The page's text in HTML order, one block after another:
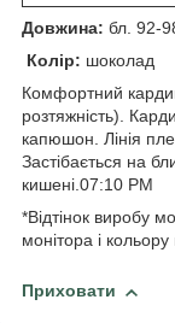
Довжина: бл. 92-
Колір: шоколад
Комфортний
розтяжність).
капюшон. Лінія
Застібається на
кишені.07:10 PM
*Відтінок виробу
монітора і
Приховати